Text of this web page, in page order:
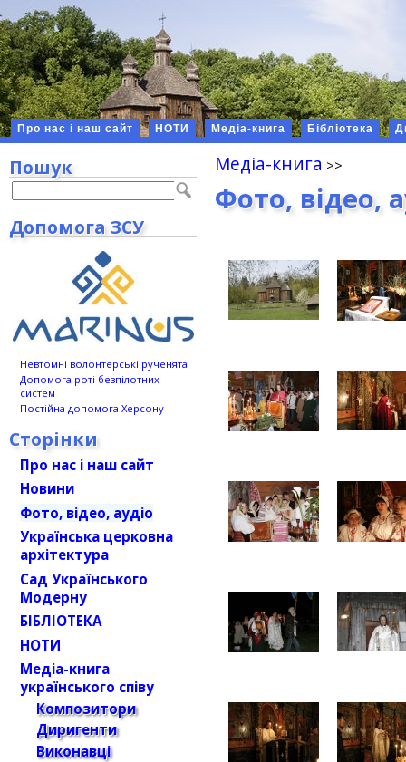
Про нас і наш сайт НОТИ Медіа-книга Бібліотека
Медіа-книга
Фото, відео,
Пошук
Допомога ЗСУ
Невтомні волонтерські рученята
Допомога роті безпілотних
систем
Постійна допомога Херсону
Сторінки
Про нас і наш сайт
Новини
Фото, відео, аудіо
Українська церковна
архітектура
Сад Українського
Модерну
БІБЛІОТЕКА
НОТИ
Медіа-книга
українського співу
Композитори
Диригенти
Виконавці